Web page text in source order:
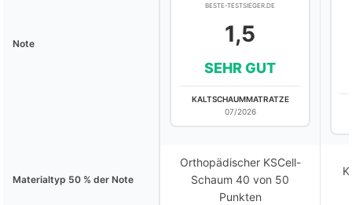
Note
BESTE-TESTSIEGER.DE
1,5
SEHR GUT
KALTSCHAUMMATRATZE
07/2026
Materialtyp 50 % der Note
Orthopädischer KSCell-
Schaum 40 von 50
Punkten